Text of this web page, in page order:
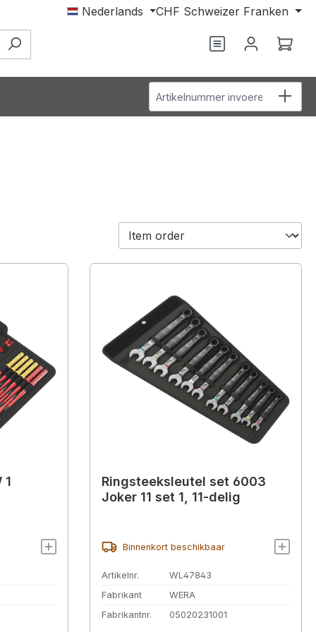
Nederlands CHF Schweizer Franken
Je hebt 0 items
Artikelnummer invoeren
1
Ringsteeksleutel set 6003
Joker 11 set 1, 11-delig
Binnenkort beschikbaar
Artikelnr.
WL47843
Fabrikant
WERA
Fabrikantnr.
05020231001